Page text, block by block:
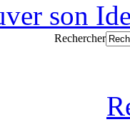
son
Rechercher